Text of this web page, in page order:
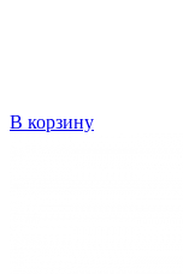
В корзину